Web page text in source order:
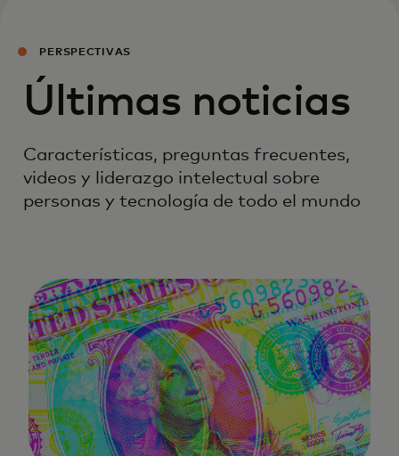
PERSPECTIVAS
Últimas noticias
Características, preguntas frecuentes,
videos y liderazgo intelectual sobre
personas y tecnología de todo el mundo